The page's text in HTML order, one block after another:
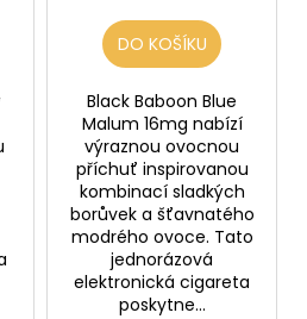
DO KOŠÍKU
Black Baboon Blue
Malum 16mg nabízí
výraznou ovocnou
příchuť inspirovanou
kombinací sladkých
borůvek a šťavnatého
modrého ovoce. Tato
jednorázová
elektronická cigareta
poskytne...